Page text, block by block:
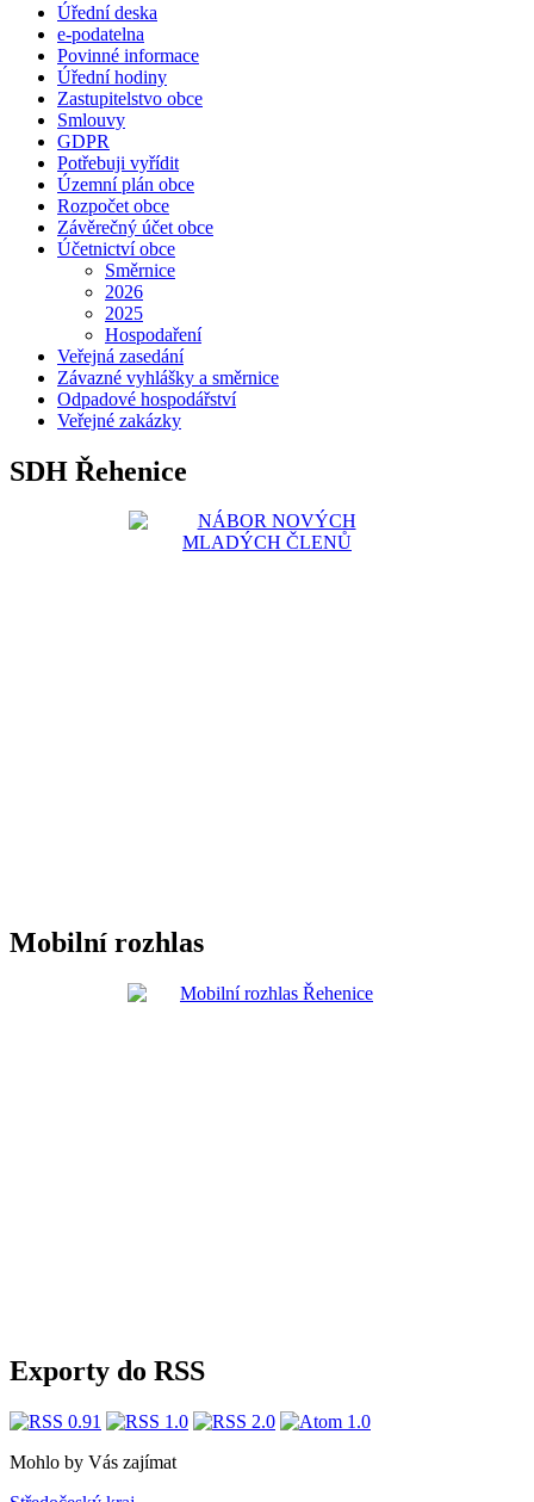
Úřední deska
e-podatelna
Povinné informace
Úřední hodiny
Zastupitelstvo obce
Smlouvy
GDPR
Potřebuji vyřídit
Územní plán obce
Rozpočet obce
Závěrečný účet obce
Účetnictví obce
Směrnice
2026
2025
Hospodaření
Veřejná zasedání
Závazné vyhlášky a směrnice
Odpadové hospodářství
Veřejné zakázky
SDH Řehenice
Mobilní rozhlas
Exporty do RSS
Mohlo by Vás zajímat